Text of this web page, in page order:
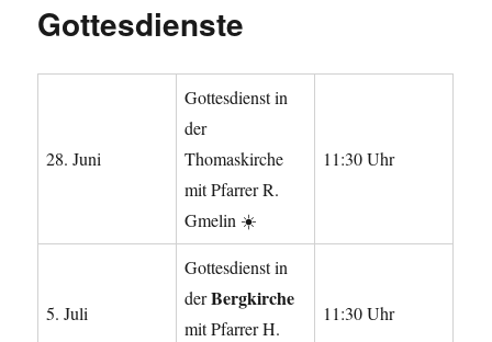
Gottesdienste
28. Juni
Gottesdienst in
der
Thomaskirche
mit Pfarrer R.
Gmelin ☀️
11:30 Uhr
5. Juli
Gottesdienst in
derBergkirche
mit Pfarrer H.
11:30 Uhr